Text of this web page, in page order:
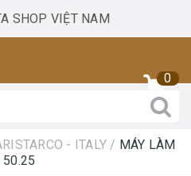
0
- ITALY / MÁY LÀM
50.25